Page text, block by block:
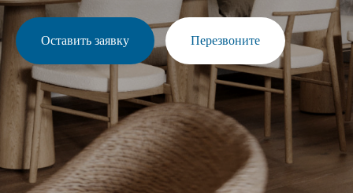
Оставить заявку Перезвоните